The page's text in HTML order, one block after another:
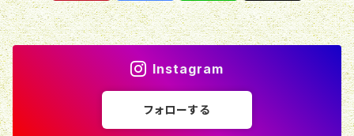
Instagram
フォローする